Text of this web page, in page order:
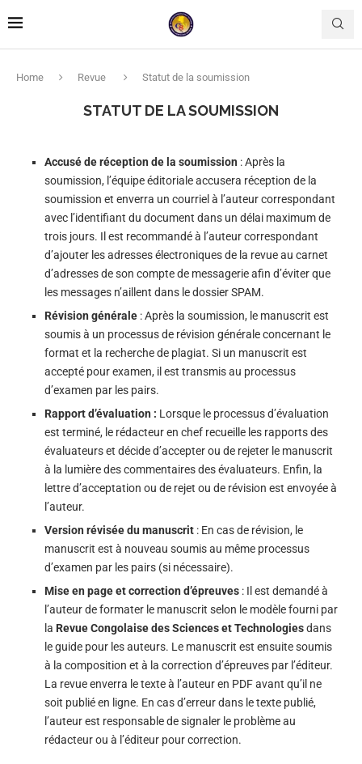
Home Revue Statut de la soumission
STATUT DE LA SOUMISSION
Accusé de réception de la soumission : Après la
soumission, l’équipe éditoriale accusera réception de la
soumission et enverra un courriel à l’auteur correspondant
avec l’identifiant du document dans un délai maximum de
trois jours. Il est recommandé à l’auteur correspondant
d’ajouter les adresses électroniques de la revue au carnet
d’adresses de son compte de messagerie afin d’éviter que
les messages n’aillent dans le dossier SPAM.
Révision générale : Après la soumission, le manuscrit est
soumis à un processus de révision générale concernant le
format et la recherche de plagiat. Si un manuscrit est
accepté pour examen, il est transmis au processus
d’examen par les pairs.
Rapport d’évaluation : Lorsque le processus d’évaluation
est terminé, le rédacteur en chef recueille les rapports des
évaluateurs et décide d’accepter ou de rejeter le manuscrit
à la lumière des commentaires des évaluateurs. Enfin, la
lettre d’acceptation ou de rejet ou de révision est envoyée à
l’auteur.
Version révisée du manuscrit : En cas de révision, le
manuscrit est à nouveau soumis au même processus
d’examen par les pairs (si nécessaire).
Mise en page et correction d’épreuves : Il est demandé à
l’auteur de formater le manuscrit selon le modèle fourni par
la Revue Congolaise des Sciences et Technologiesdans
le guide pour les auteurs. Le manuscrit est ensuite soumis
à la composition et à la correction d’épreuves par l’éditeur.
La revue enverra le texte à l’auteur en PDF avant qu’il ne
soit publié en ligne. En cas d’erreur dans le texte publié,
l’auteur est responsable de signaler le problème au
rédacteur ou à l’éditeur pour correction.